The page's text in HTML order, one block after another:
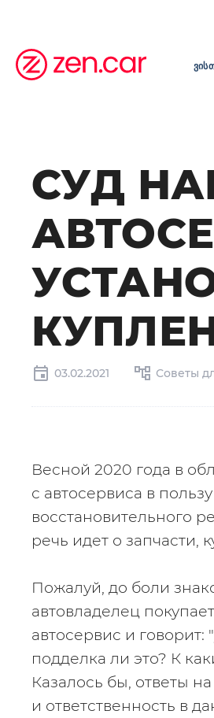
СУД
03.02.2021 Советы
Весной 2020 года в
с автосервиса в
восстановительного
речь идет о запчасти,
Пожалуй, до боли
автовладелец
автосервис и говорит:
подделка ли это? К
Казалось бы, ответы
и ответственность в